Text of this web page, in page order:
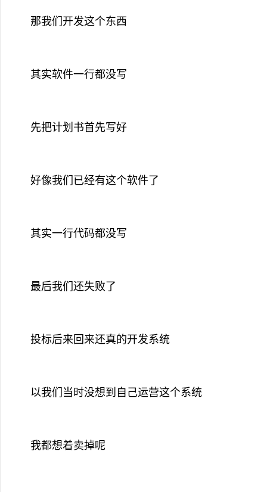
那我们开发这个东西
其实软件一行都没写
先把计划书首先写好
好像我们已经有这个软件了
其实一行代码都没写
最后我们还失败了
投标后来回来还真的开发系统
以我们当时没想到自己运营这个系统
我都想着卖掉呢